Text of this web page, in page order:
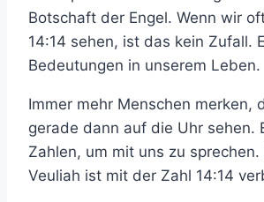
Botschaft der Engel. Wenn wir
14:14 sehen, ist das kein Zufall.
Bedeutungen in unserem Leben.
Immer mehr Menschen merken,
gerade dann auf die Uhr sehen.
Zahlen, um mit uns zu sprechen.
Veuliah ist mit der Zahl 14:14